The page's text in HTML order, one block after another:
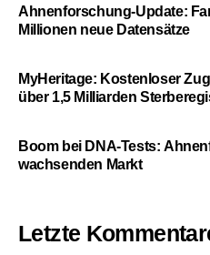
Ahnenforschung-Update:
Millionen neue Datensätze
MyHeritage: Kostenloser
über 1,5 Milliarden
Boom bei DNA-Tests:
wachsenden Markt
Letzte